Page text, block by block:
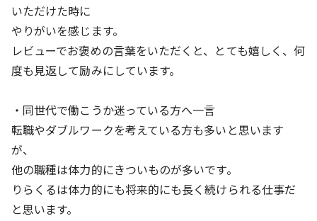
いただけた時に
やりがいを感じます。
レビューでお褒めの言葉をいただくと、とても嬉しく、何
度も見返して励みにしています。
・同世代で働こうか迷っている方へ一言
転職やダブルワークを考えている方も多いと思います
が、
他の職種は体力的にきついものが多いです。
りらくるは体力的にも将来的にも長く続けられる仕事だ
と思います。